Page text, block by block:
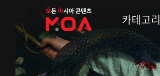
MOA
카테고리